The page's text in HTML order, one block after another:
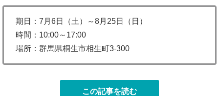
期日：7月6日（土）～8月25日（日）
時間：10:00～17:00
場所：群馬県桐生市相生町3-300
この記事を読む